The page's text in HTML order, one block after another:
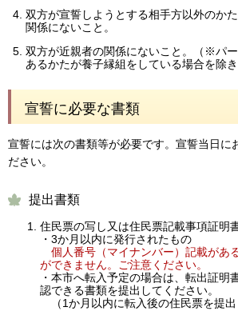
双方が宣誓しようとする相手方以外のか
関係にないこと。
双方が近親者の関係にないこと。（※パ
あるかたが養子縁組をしている場合を除き
宣誓に必要な書類
宣誓には次の書類等が必要です。宣誓当日に
ださい。
提出書類
住民票の写し又は住民票記載事項証明
・3か月以内に発行されたもの
個人番号（マイナンバー）記載があ
ができません。ご注意ください。
・本市へ転入予定の場合は、転出証明
認できる書類を提出してください。
（1か月以内に転入後の住民票を提出